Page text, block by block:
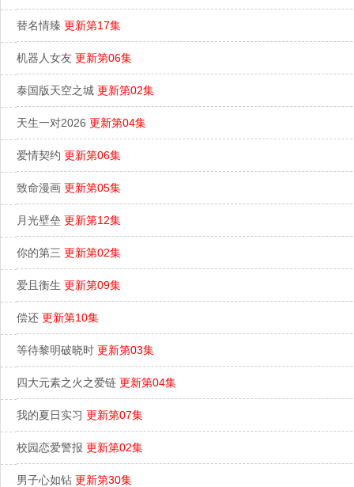
替名情臻 更新第17集
机器人女友 更新第06集
泰国版天空之城 更新第02集
天生一对2026 更新第04集
爱情契约 更新第06集
致命漫画 更新第05集
月光壁垒 更新第12集
你的第三 更新第02集
爱且衡生 更新第09集
偿还 更新第10集
等待黎明破晓时 更新第03集
四大元素之火之爱链 更新第04集
我的夏日实习 更新第07集
校园恋爱警报 更新第02集
男子心如钻 更新第30集